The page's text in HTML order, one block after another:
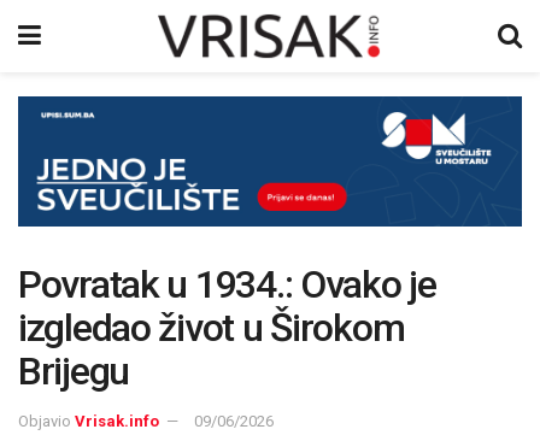
Povratak u 1934.: Ovako je
izgledao život u Širokom
Brijegu
Objavio Vrisak.info 09/06/2026